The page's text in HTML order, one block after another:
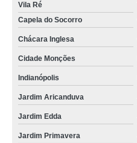
Vila Ré
Capela do Socorro
Chácara Inglesa
Cidade Monções
Indianópolis
Jardim Aricanduva
Jardim Edda
Jardim Primavera